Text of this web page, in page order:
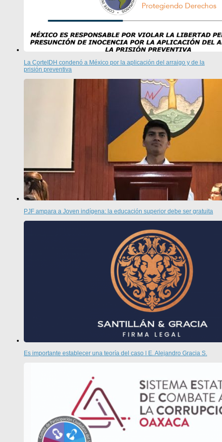
La CorteIDH condenó a México por la aplicación del arraigo y de la
prisión preventiva
PJF ampara a Joven indígena: la educación superior debe ser gratuita
Es importante establecer una teoría del caso | E. Alejandro Gracia S.